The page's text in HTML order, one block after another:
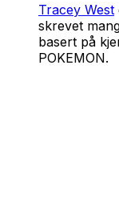
Tracey West
skrevet
basert på
POKEMON.